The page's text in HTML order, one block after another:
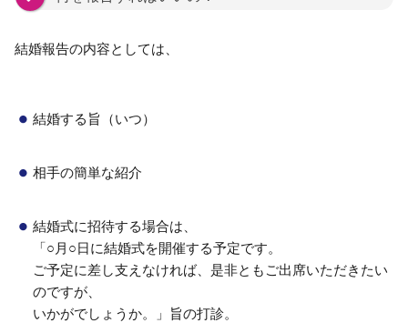
結婚報告の内容としては、
結婚する旨（いつ）
相手の簡単な紹介
結婚式に招待する場合は、
「○月○日に結婚式を開催する予定です。
ご予定に差し支えなければ、是非ともご出席いただきたい
のですが、
いかがでしょうか。」旨の打診。